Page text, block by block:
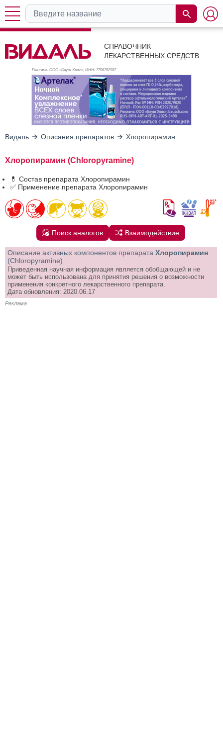
СПРАВОЧНИК
ЛЕКАРСТВЕННЫХ СРЕДСТВ
Реклама. ООО «Бауш Хелс», ИНН: 7706782987
Видаль Описания препаратов Хлоропирамин
Хлоропирамин (Chloropyramine)
💊 Состав препарата Хлоропирамин
✅ Применение препарата Хлоропирамин
Поиск аналогов Взаимодействие
Описание активных компонентов препарата Хлоропирамин
(Chloropyramine)
Приведенная научная информация является обобщающей и не
может быть использована для принятия решения о возможности
применения конкретного лекарственного препарата.
Дата обновления: 2020.06.17
Реклама